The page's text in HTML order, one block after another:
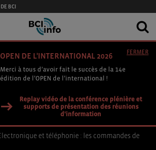
BCI
OPEN DE L'INTERNATIONAL 2026
Merci à tous d’avoir fait le succès de la 14e
édition de l’OPEN de l’international !
Replay vidéo de la conférence plénière et
supports de présentation des réunions
d'information
FERMER
et téléphonie : les commandes de